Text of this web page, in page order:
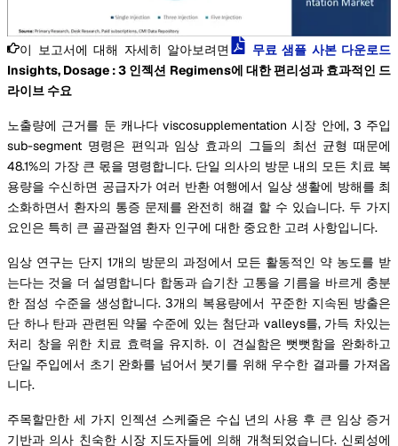
이 보고서에 대해 자세히 알아보려면
무료 샘플 사본 다운로드
Insights, Dosage : 3 인젝션 Regimens에 대한 편리성과 효과적인 드
라이브 수요
노출량에 근거를 둔 캐나다 viscosupplementation 시장 안에, 3 주입
sub-segment 명령은 편익과 임상 효과의 그들의 최선 균형 때문에
48.1%의 가장 큰 몫을 명령합니다. 단일 의사의 방문 내의 모든 치료 복
용량을 수신하면 공급자가 여러 반환 여행에서 일상 생활에 방해를 최
소화하면서 환자의 통증 문제를 완전히 해결 할 수 있습니다. 두 가지
요인은 특히 큰 골관절염 환자 인구에 대한 중요한 고려 사항입니다.
임상 연구는 단지 1개의 방문의 과정에서 모든 활동적인 약 농도를 받
는다는 것을 더 설명합니다 합동과 습기찬 고통을 기름을 바르게 충분
한 점성 수준을 생성합니다. 3개의 복용량에서 꾸준한 지속된 방출은
단 하나 탄과 관련된 약물 수준에 있는 첨단과 valleys를, 가득 차있는
처리 창을 위한 치료 효력을 유지하. 이 견실함은 뻣뻣함을 완화하고
단일 주입에서 초기 완화를 넘어서 붓기를 위해 우수한 결과를 가져옵
니다.
주목할만한 세 가지 인젝션 스케줄은 수십 년의 사용 후 큰 임상 증거
기반과 의사 친숙한 시장 지도자들에 의해 개척되었습니다. 신뢰성에